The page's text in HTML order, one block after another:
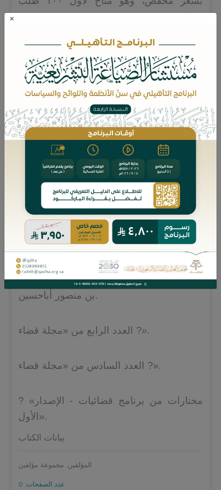
فقط..
اضغط هنا
‏? «الفتوى في الشريعة الإسلامية»، مجلدان،
لمعالي الشيخ/ عبدالله آل خنين.
‏? «دعوى الولد على والده والتنفيذ عليه»،
‏? «الخلع بطلب الزوجة لعدم الوئام مع
زوجها»، لمعالي الشيخ/ عبدالله آل خنين.
‏? «نوازل الحيوان»، لفضيلة الشيخ/ د. عاصم
بن منصور أباحسين.
‏? العدد الرابع من «مجلة قضاء».
‏? العدد السادس من «مجلة قضاء».
? «مختارات من برنامج قضائيات - الإصدار
الأول».
بيانات الكتاب
المؤلفين: مجموعة مؤلفين
عدد الصفحات: 0
×